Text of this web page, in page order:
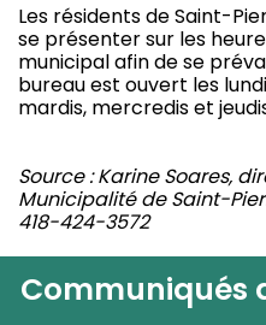
Les résidents de Saint-
se présenter sur les
municipal afin de se
bureau est ouvert les
mardis, mercredis et
Source : Karine Soares,
Municipalité de Saint-
418-424-3572
Communiqués